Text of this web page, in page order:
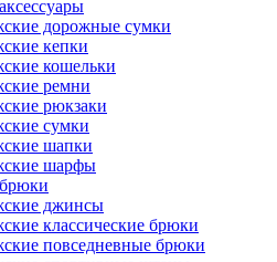
дорожные сумки
кепки
кошельки
ремни
рюкзаки
сумки
шапки
шарфы
джинсы
классические брюки
повседневные брюки